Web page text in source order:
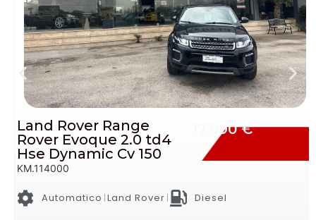
Ford Ecosport 1.5 Tdci
Titanium Neopatentati
Cv 90
KM.145000
11.990 €
Manuale Ford Diesel